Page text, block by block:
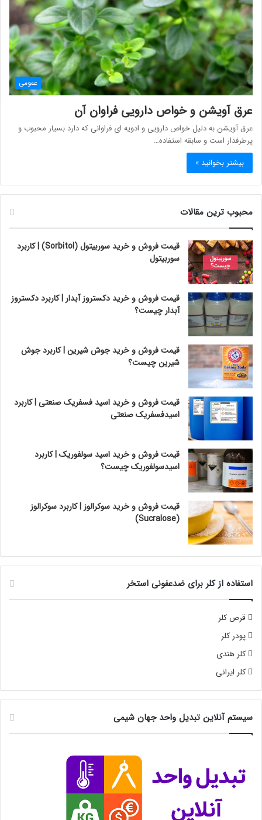
عمومی
عرق آویشن و خواص دارویی فراوان آن
عرق آویشن به دلیل خواص دارویی و ادویه ای فراوانی که دارد بسیار محبوب و
پرطرفدار است و سابقه استفاده…
بیشتر بخوانید »
محبوب ترین مقالات
قیمت فروش و خرید سوربیتول (Sorbitol) | کاربرد
سوربیتول
قیمت فروش و خرید دکستروز آبدار | کاربرد دکستروز
آبدار چیست؟
قیمت فروش و خرید جوش شیرین | کاربرد جوش
شیرین چیست؟
قیمت فروش و خرید اسید فسفریک صنعتی | کاربرد
اسیدفسفریک صنعتی
قیمت فروش و خرید اسید سولفوریک | کاربرد
اسیدسولفوریک چیست؟
قیمت فروش و خرید سوکرالوز | کاربرد سوکرالوز
(Sucralose)
استفاده از کلر برای ضدعفونی استخر
قرص کلر
پودر کلر
کلر هندی
کلر ایرانی
سیستم آنلاین تبدیل واحد جهان شیمی